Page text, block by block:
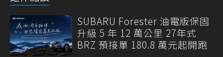
SUBARU Forester 油電版保固
升級 5 年 12 萬公里 27年式
BRZ 預接單 180.8 萬元起開跑